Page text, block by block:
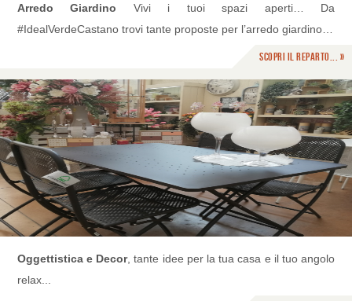
Arredo Giardino Vivi i tuoi spazi aperti… Da
#IdealVerdeCastano trovi tante proposte per l’arredo giardino…
Scopri il reparto... »
Oggettistica e Decor, tante idee per la tua casa e il tuo angolo
relax...